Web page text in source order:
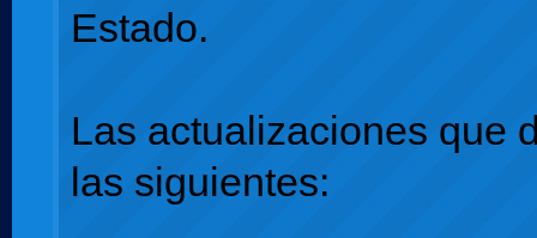
Estado.
Las actualizaciones que
las siguientes: